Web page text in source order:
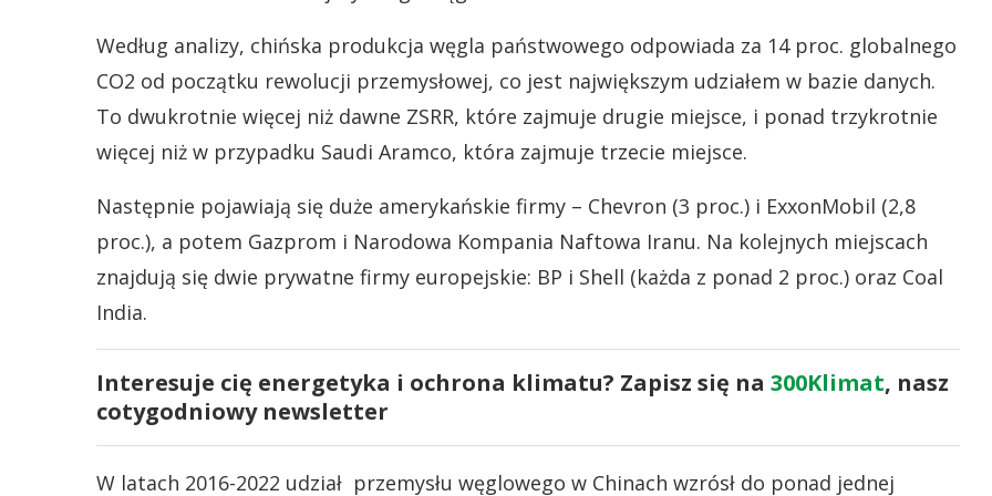
Według analizy, chińska produkcja węgla państwowego odpowiada za 14 proc. globalnego
CO2 od początku rewolucji przemysłowej, co jest największym udziałem w bazie danych.
To dwukrotnie więcej niż dawne ZSRR, które zajmuje drugie miejsce, i ponad trzykrotnie
więcej niż w przypadku Saudi Aramco, która zajmuje trzecie miejsce.
Następnie pojawiają się duże amerykańskie firmy – Chevron (3 proc.) i ExxonMobil (2,8
proc.), a potem Gazprom i Narodowa Kompania Naftowa Iranu. Na kolejnych miejscach
znajdują się dwie prywatne firmy europejskie: BP i Shell (każda z ponad 2 proc.) oraz Coal
India.
Interesuje cię energetyka i ochrona klimatu? Zapisz się na 300Klimat, nasz
cotygodniowy newsletter
W latach 2016-2022 udział przemysłu węglowego w Chinach wzrósł do ponad jednej